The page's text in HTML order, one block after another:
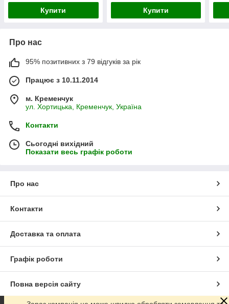
Купити Купити
Про нас
95% позитивних з 79 відгуків за рік
Працює з 10.11.2014
м. Кременчук
ул. Хортицька, Кременчук, Україна
Контакти
Сьогодні вихідний
Показати весь графік роботи
Про нас
Контакти
Доставка та оплата
Графік роботи
Повна версія сайту